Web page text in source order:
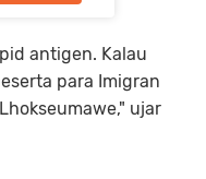
antigen. Kalau
para Imigran
ujar